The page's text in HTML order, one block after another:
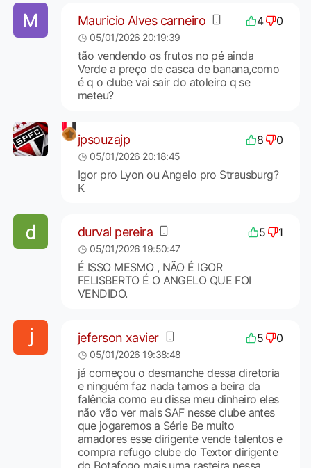
Mauricio Alves carneiro 4 0
05/01/2026 20:19:39
tão vendendo os frutos no pé ainda
Verde a preço de casca de banana,como
é q o clube vai sair do atoleiro q se
meteu?
jpsouzajp 8 0
05/01/2026 20:18:45
Igor pro Lyon ou Angelo pro Strausburg?
K
durval pereira 5 1
05/01/2026 19:50:47
É ISSO MESMO , NÃO É IGOR
FELISBERTO É O ANGELO QUE FOI
VENDIDO.
jeferson xavier 5 0
05/01/2026 19:38:48
já começou o desmanche dessa diretoria
e ninguém faz nada tamos a beira da
falência como eu disse meu dinheiro eles
não vão ver mais SAF nesse clube antes
que jogaremos a Série Be muito
amadores esse dirigente vende talentos e
compra refugo clube do Textor dirigente
do Botafogo mais uma rasteira nessa